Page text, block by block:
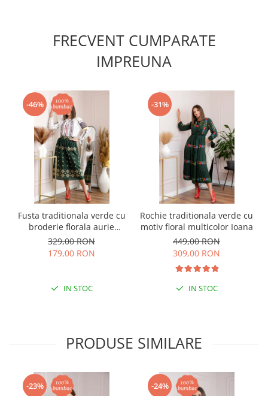
FRECVENT CUMPARATE
IMPREUNA
-46%
Fusta traditionala verde cu
broderie florala aurie
Ramona 02
329,00 RON
179,00 RON
IN STOC
-31%
Rochie traditionala verde cu
motiv floral multicolor Ioana
449,00 RON
309,00 RON
IN STOC
PRODUSE SIMILARE
-23% -24%